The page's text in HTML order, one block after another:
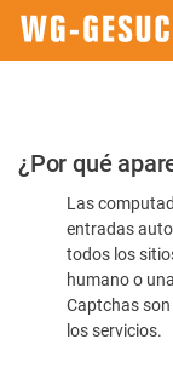
Por
favor,
confirme
humano
¿Por qué
Las
entradas
todos los
humano o
Captchas
los servicios.